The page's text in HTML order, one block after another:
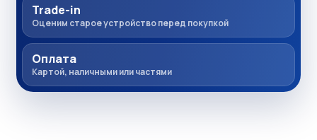
Trade-in
Оценим старое устройство перед покупкой
Оплата
Картой, наличными или частями